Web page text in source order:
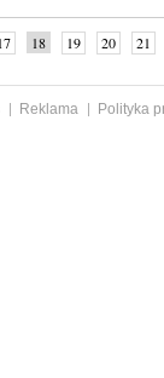
17 18 19 20
21
Reklama
Polityka